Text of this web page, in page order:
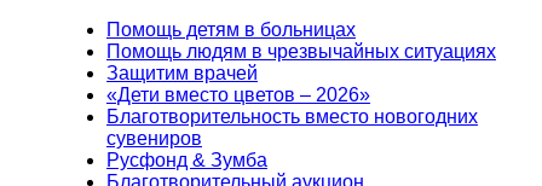
Помощь детям в больницах
Помощь людям в чрезвычайных ситуациях
Защитим врачей
«Дети вместо цветов – 2026»
Благотворительность вместо новогодних
сувениров
Русфонд & Зумба
Благотворительный аукцион